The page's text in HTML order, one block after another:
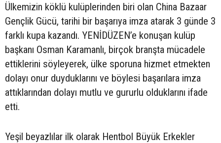
Ülkemizin köklü kulüplerinden biri olan China Bazaar
Gençlik Gücü, tarihi bir başarıya imza atarak 3 günde 3
farklı kupa kazandı. YENİDÜZEN’e konuşan kulüp
başkanı Osman Karamanlı, birçok branşta mücadele
ettiklerini söyleyerek, ülke sporuna hizmet etmekten
dolayı onur duyduklarını ve böylesi başarılara imza
attıklarından dolayı mutlu ve gururlu olduklarını ifade
etti.
Yeşil beyazlılar ilk olarak Hentbol Büyük Erkekler